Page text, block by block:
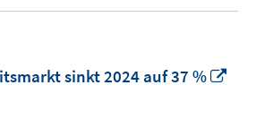
sinkt 2024 auf 37 %